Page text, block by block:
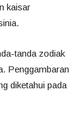
kaisar
tanda zodiak
Penggambaran
diketahui pada